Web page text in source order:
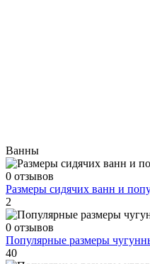
Ванны
0 отзывов
Размеры сидячих ванн и
2
0 отзывов
Популярные размеры
40